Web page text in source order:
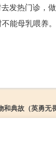
发热门诊，
能母乳喂养。
典故（英勇无